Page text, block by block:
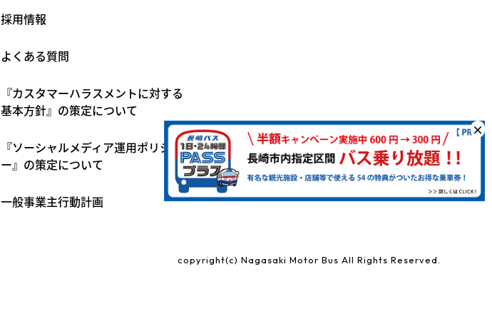
×
採用情報
よくある質問
『カスタマーハラスメントに対する
基本方針』の策定について
『ソーシャルメディア運用ポリシ
ー』の策定について
一般事業主行動計画
copyright(c) Nagasaki Motor Bus All Rights Reserved.